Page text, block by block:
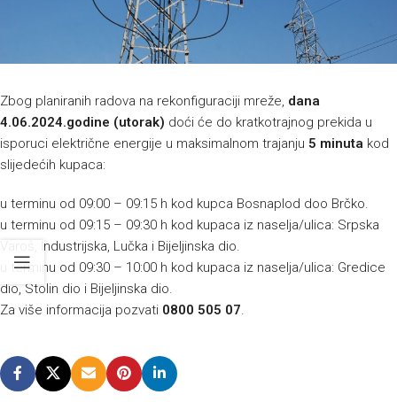
Zbog planiranih radova na rekonfiguraciji mreže, dana
4.06.2024.godine (utorak) doći će do kratkotrajnog prekida u
isporuci električne energije u maksimalnom trajanju 5 minuta kod
slijedećih kupaca:
u terminu od 09:00 – 09:15 h kod kupca Bosnaplod doo Brčko.
u terminu od 09:15 – 09:30 h kod kupaca iz naselja/ulica: Srpska
Varoš, Industrijska, Lučka i Bijeljinska dio.
u terminu od 09:30 – 10:00 h kod kupaca iz naselja/ulica: Gredice
dio, Stolin dio i Bijeljinska dio.
Za više informacija pozvati 0800 505 07.